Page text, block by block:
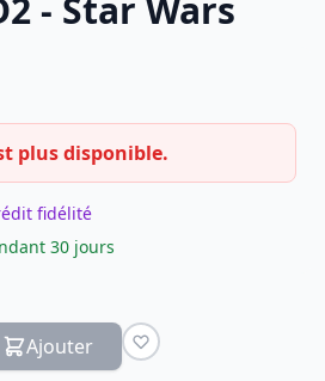
- Star Wars
plus disponible.
fidélité
30 jours
Ajouter